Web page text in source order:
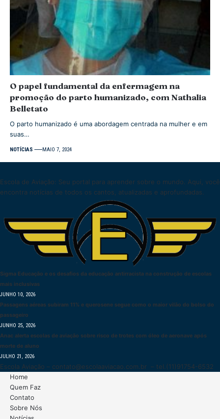
O papel fundamental da enfermagem na
promoção do parto humanizado, com Nathalia
Belletato
O parto humanizado é uma abordagem centrada na mulher e em
suas…
NOTÍCIAS MAIO 7, 2024
Escola de Aviação: Seu portal para aprender sobre o mundo. Aqui, você
encontra notícias de todos os cantos, atualizadas e aprofundadas.
Sigma Educação e os desafios da educação antirracista na construção de escolas
mais inclusivas
JUNHO 10, 2026
Passagens aéreas subiram 11% e querosene segue como o maior vilão do bolso do
passageiro
JUNHO 25, 2026
Anac alerta escolas de aviação sobre risco de trotes com óleo de aeronave após
morte de aluno
JULHO 21, 2026
Escola Aviação – contato@escolaaviacao.com.br – tel.(11)91754-6532
Home
Quem Faz
Contato
Sobre Nós